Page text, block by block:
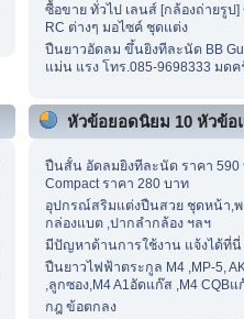
ซื้อขาย ทั่วไป เลนส์ [กล้องถ่ายรูป]
RC ต่างๆ มอไซค์ ชุดแต่ง
ปืนยาวอัดลม ขึ้นยิงทีละนัด BB
แม่น แรง โทร.085-9698333 มดค
หัวข้อยอดนิยม 10 หัวข้อ
ปืนสั้น อัดลมยิงทีละนัด ราคา 590
Compact ราคา 280 บาท
อุปกรณ์สริมแต่งปืนสวย ชุดหน้า,
กล่องแบต ,ปากลำกล้อง ฯลฯ
มีปัญหาด้านการใช้งาน แจ้งได้ที่นี่
ปืนยาวไฟฟ้าตระกูล M4 ,MP-5,
,ลูกซอง,M4 A1อัดแก๊ส ,M4 CQBแ
กฎ ข้อตกลง